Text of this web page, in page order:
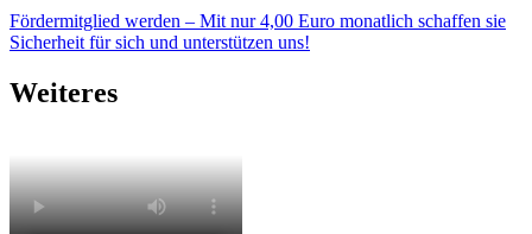
Fördermitglied werden – Mit nur 4,00 Euro monatlich schaffen sie
Sicherheit für sich und unterstützen uns!
Weiteres